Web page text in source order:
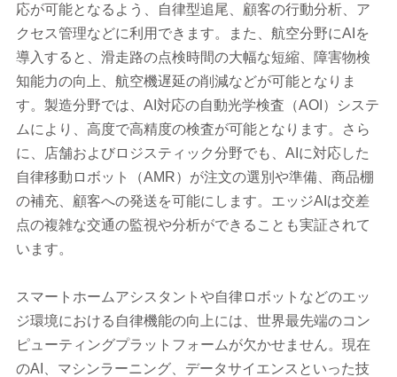
応が可能となるよう、自律型追尾、顧客の行動分析、ア
クセス管理などに利用できます。また、航空分野にAIを
導入すると、滑走路の点検時間の大幅な短縮、障害物検
知能力の向上、航空機遅延の削減などが可能となりま
す。製造分野では、AI対応の自動光学検査（AOI）システ
ムにより、高度で高精度の検査が可能となります。さら
に、店舗およびロジスティック分野でも、AIに対応した
自律移動ロボット（AMR）が注文の選別や準備、商品棚
の補充、顧客への発送を可能にします。エッジAIは交差
点の複雑な交通の監視や分析ができることも実証されて
います。
スマートホームアシスタントや自律ロボットなどのエッ
ジ環境における自律機能の向上には、世界最先端のコン
ピューティングプラットフォームが欠かせません。現在
のAI、マシンラーニング、データサイエンスといった技